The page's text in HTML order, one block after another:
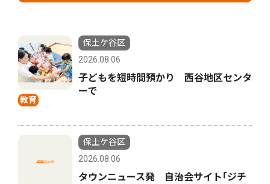
教育
保土ケ谷区
2026.08.06
子どもを短時間預かり 西谷地区センタ
ーで
保土ケ谷区
2026.08.06
タウンニュース発 自治会サイト｢ジチ